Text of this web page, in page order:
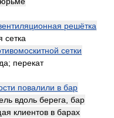
решётка
сетка
сетки
перекат
повалили в бар
вдоль берега, бар
клиентов в барах